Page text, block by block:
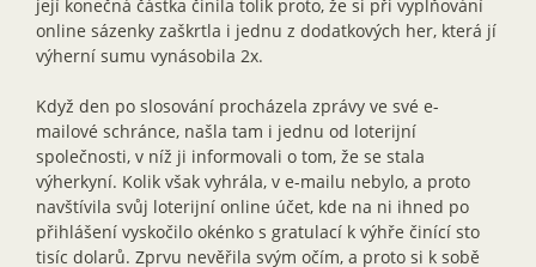
její konečná částka činila tolik proto, že si při vyplňování
online sázenky zaškrtla i jednu z dodatkových her, která jí
výherní sumu vynásobila 2x.
Když den po slosování procházela zprávy ve své e-
mailové schránce, našla tam i jednu od loterijní
společnosti, v níž ji informovali o tom, že se stala
výherkyní. Kolik však vyhrála, v e-mailu nebylo, a proto
navštívila svůj loterijní online účet, kde na ni ihned po
přihlášení vyskočilo okénko s gratulací k výhře činící sto
tisíc dolarů. Zprvu nevěřila svým očím, a proto si k sobě